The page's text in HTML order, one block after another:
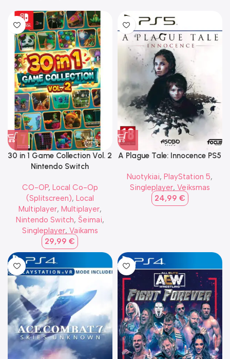
30 in 1 Game Collection Vol. 2
Nintendo Switch
CO-OP, Local Co-Op
(Splitscreen), Local
Multiplayer, Multiplayer,
Nintendo Switch, Šeimai,
Singleplayer, Vaikams
29,99€
A Plague Tale: Innocence PS5
Nuotykiai,PlayStation 5,
Singleplayer, Veiksmas
24,99 €